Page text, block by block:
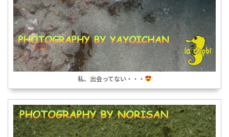
私、出会ってない・・・